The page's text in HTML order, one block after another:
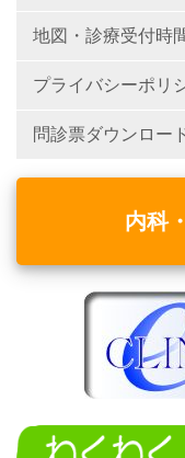
地図・診療受付時
プライバシーポリ
問診票ダウンロー
内科